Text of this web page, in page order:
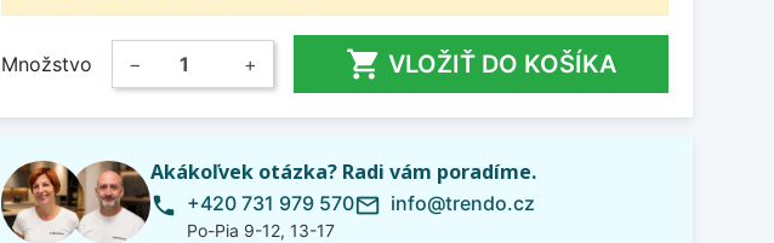
Množstvo − +  VLOŽIŤ DO KOŠÍKA
Akákoľvek otázka? Radi vám poradíme.
phone +420 731 979 570
Po-Pia 9-12, 13-17
mail_outline info@trendo.cz